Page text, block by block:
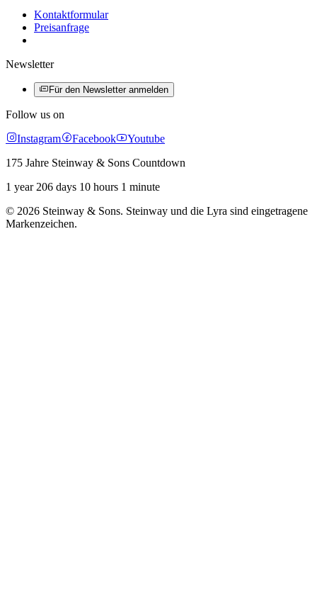
Kontaktformular
Preisanfrage
Newsletter
Für den Newsletter anmelden
Follow us on
Instagram
Facebook
Youtube
175 Jahre Steinway & Sons Countdown
1 year 206 days 10 hours 1 minute
© 2026 Steinway & Sons. Steinway und die Lyra sind eingetragene
Markenzeichen.